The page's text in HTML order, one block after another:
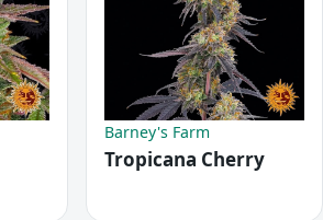
Barney's Farm
Tropicana Cherry